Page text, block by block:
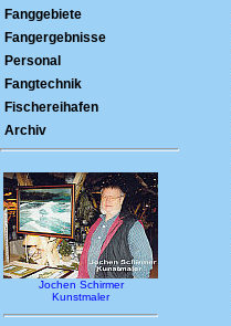
Fanggebiete
Fangergebnisse
Personal
Fangtechnik
Fischereihafen
Archiv
Jochen Schirmer
Kunstmaler